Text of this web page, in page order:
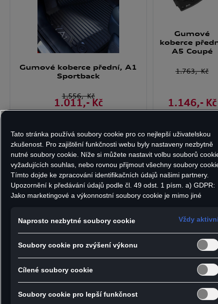
Gumové koberce přední, A1
Sportback
1.556,- Kč
1.011,- Kč
Gumové
koberce
A5 Coupé
1.763,- Kč
1.146,- Kč
Gumové koberce přední, A5
Limuzína/A5 Avant
1.783,- Kč
Gumové
koberce
,- Kč
Tato stránka používá soubory cookie pro co nejlepší uživatelskou
zkušenost. Pro zajištění funkčnosti webu byly nastaveny nezbytně
nutné soubory cookie. Níže si můžete nastavit volbu souborů
vyžadujících souhlas, nebo rovnou přijmout všechny soubory
Tímto dojde ke zpracování identifikačních údajů našimi partnery.
Upozornění k předávání údajů podle čl. 49 odst. 1 písm. a) GDPR:
Jako marketingové a výkonnostní soubory cookie je mimo jiné
Ireland jako náš smluvní partner předává osobní údaje do USA
(zejména společnosti Google LLC). Ve Spojených státech
chybí rozhodnutí Evropské komise o odpovídající ochraně. Z toho
pro vás mohou vyplývat rizika, protože v USA nemůžete účinně
uplatnit svá práva subjektu údajů, v USA neexistují zásady ochrany
osobních údajů a nelze vyloučit, že na základě platných zákonů
mohou bezpečnostní orgány USA získat přístup k údajům, přičemž
zásahy do vašich osobních práv a svobod nejsou omezeny na
Naprosto nezbytné soubory cookie Vždy
Soubory cookie pro zvýšení výkonu
Cílené soubory cookie
Soubory cookie pro lepší funkčnost